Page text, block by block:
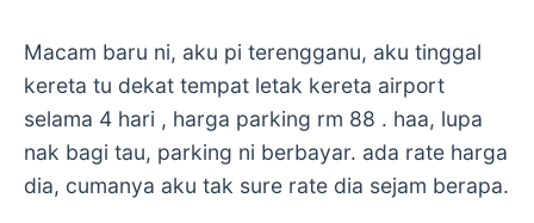
Macam baru ni, aku pi terengganu, aku tinggal
kereta tu dekat tempat letak kereta airport
selama 4 hari , harga parking rm 88 . haa, lupa
nak bagi tau, parking ni berbayar. ada rate harga
dia, cumanya aku tak sure rate dia sejam berapa.